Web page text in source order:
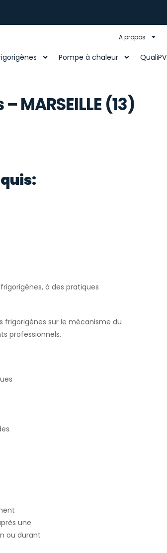
A propos
Pompe à chaleur QualiPV
(13)
à des pratiques
frigorigènes sur le mécanisme du
professionnels.
une
ou durant